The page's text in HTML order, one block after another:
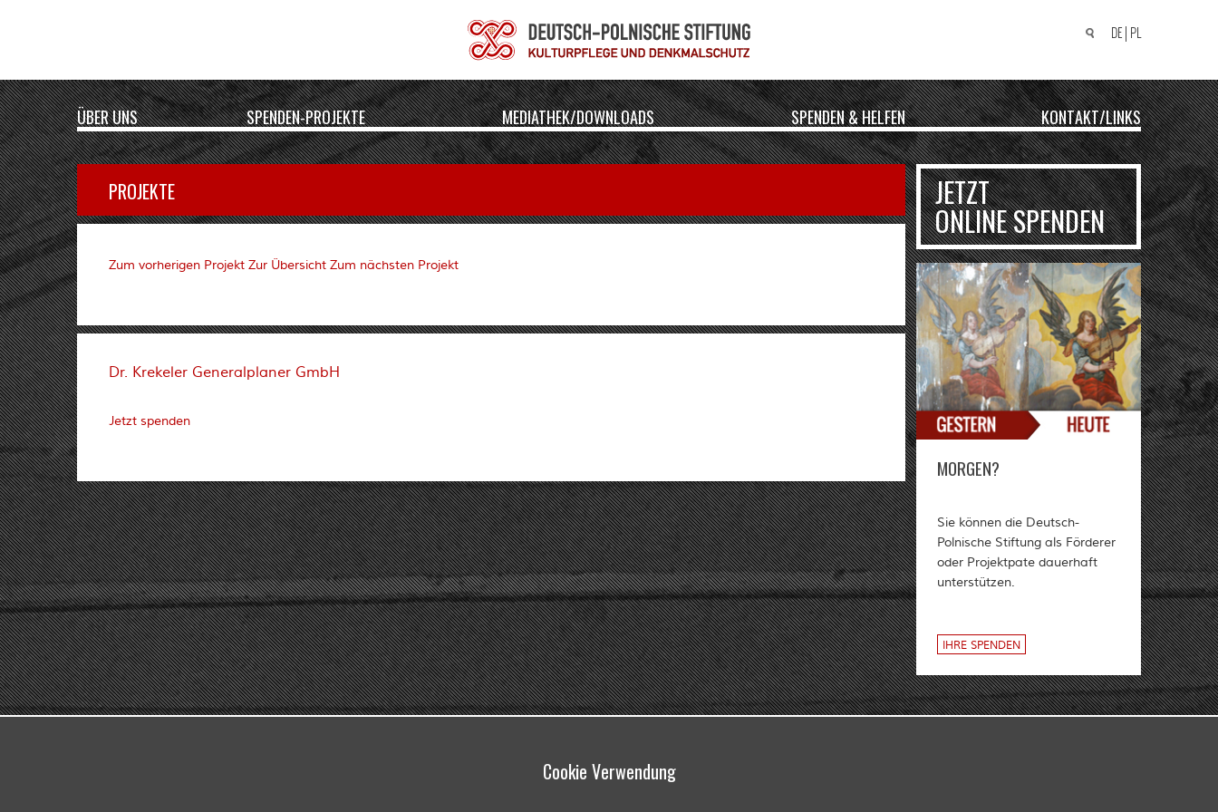
SuchenDE PL
ÜBER UNS SPENDEN-PROJEKTE MEDIATHEK/DOWNLOADS SPENDEN & HELFEN KONTAKT/LINKS
PROJEKTE
Zum vorherigen Projekt Zur Übersicht Zum nächsten Projekt
Dr. Krekeler Generalplaner GmbH
Jetzt spenden
JETZT
ONLINE SPENDEN
MORGEN?
Sie können die Deutsch-
Polnische Stiftung als Förderer
oder Projektpate dauerhaft
unterstützen.
IHRE SPENDEN
Cookie Verwendung